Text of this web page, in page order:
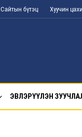
Сайтын бүтэц Хуучин
ЭВЛЭРҮҮЛЭН